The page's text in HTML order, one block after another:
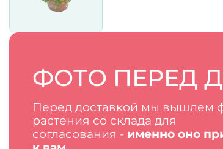
ФОТО ПЕРЕД
Перед доставкой мы вышлем
растения со склада для
согласования - именно оно